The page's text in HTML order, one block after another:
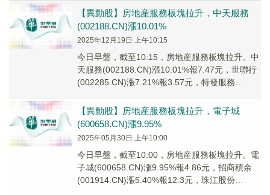
【異動股】房地産服務板塊拉升，中天服務
(002188.CN)漲10.01%
2025年12月19日 上午10:15
今日早盤，截至10:15，房地産服務板塊拉升。中
天服務(002188.CN)漲10.01%報7.47元，世聯行
(002285.CN)漲7.21%報3.57元，特發服務
【異動股】房地産服務板塊拉升，電子城
(600658.CN)漲9.95%
2025年05月30日 上午10:00
今日早盤，截至10:00，房地産服務板塊拉升。電
子城(600658.CN)漲9.95%報4.86元，招商積余
(001914.CN)漲5.40%報12.3元，珠江股份